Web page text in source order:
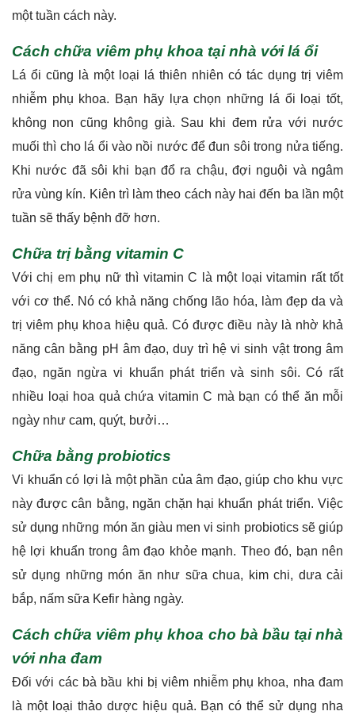
một tuần cách này.
Cách chữa viêm phụ khoa tại nhà với lá ổi
Lá ổi cũng là một loại lá thiên nhiên có tác dụng trị viêm
nhiễm phụ khoa. Bạn hãy lựa chọn những lá ổi loại tốt,
không non cũng không già. Sau khi đem rửa với nước
muối thì cho lá ổi vào nồi nước để đun sôi trong nửa tiếng.
Khi nước đã sôi khi bạn đổ ra chậu, đợi nguội và ngâm
rửa vùng kín. Kiên trì làm theo cách này hai đến ba lần một
tuần sẽ thấy bệnh đỡ hơn.
Chữa trị bằng vitamin C
Với chị em phụ nữ thì vitamin C là một loại vitamin rất tốt
với cơ thể. Nó có khả năng chống lão hóa, làm đẹp da và
trị viêm phụ khoa hiệu quả. Có được điều này là nhờ khả
năng cân bằng pH âm đạo, duy trì hệ vi sinh vật trong âm
đạo, ngăn ngừa vi khuẩn phát triển và sinh sôi. Có rất
nhiều loại hoa quả chứa vitamin C mà bạn có thể ăn mỗi
ngày như cam, quýt, bưởi…
Chữa bằng probiotics
Vi khuẩn có lợi là một phần của âm đạo, giúp cho khu vực
này được cân bằng, ngăn chặn hại khuẩn phát triển. Việc
sử dụng những món ăn giàu men vi sinh probiotics sẽ giúp
hệ lợi khuẩn trong âm đạo khỏe mạnh. Theo đó, bạn nên
sử dụng những món ăn như sữa chua, kim chi, dưa cải
bắp, nấm sữa Kefir hàng ngày.
Cách chữa viêm phụ khoa cho bà bầu tại nhà
với nha đam
Đối với các bà bầu khi bị viêm nhiễm phụ khoa, nha đam
là một loại thảo dược hiệu quả. Bạn có thể sử dụng nha